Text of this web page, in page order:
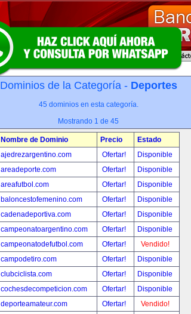
Dominios de la Categoría - Deportes
45 dominios en esta categoría.
Mostrando 1 de 45
Nombre de Dominio Precio
Estado
ajedrezargentino.com
Ofertar!
Disponible
areadeporte.com
Ofertar!
Disponible
areafutbol.com
Ofertar!
Disponible
baloncestofemenino.com
Ofertar!
Disponible
cadenadeportiva.com
Ofertar!
Disponible
campeonatoargentino.com
Ofertar!
Disponible
campeonatodefutbol.com
Ofertar!
Vendido!
campodetiro.com
Ofertar!
Disponible
clubciclista.com
Ofertar!
Disponible
cochesdecompeticion.com
Ofertar!
Disponible
deporteamateur.com
Ofertar!
Vendido!